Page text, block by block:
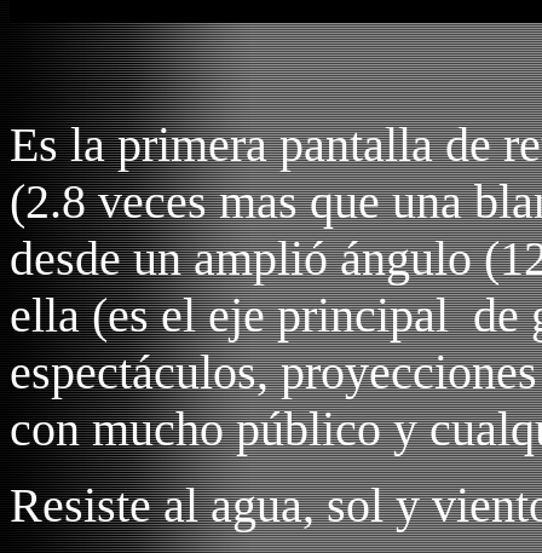
Es la primera pantalla de
(2.8 veces mas que una
desde un amplió ángulo
ella (es el eje principal de
espectáculos,
con mucho público y
Resiste al agua, sol y